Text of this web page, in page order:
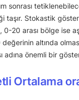
sonrası
taşır. Stokastik
0-20 arası bölge ise
altında olması
adına önemli bir
Ortalama